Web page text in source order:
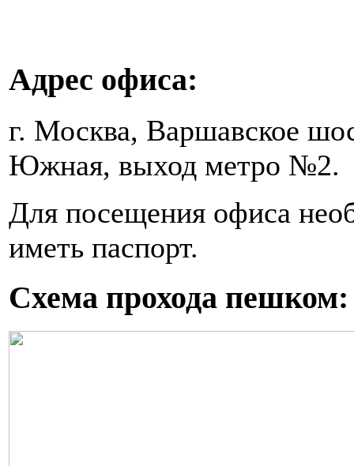
Адрес офиса:
г. Москва, Варшавское
Южная, выход метро №2.
Для посещения офиса
иметь паспорт.
Схема прохода пешком: